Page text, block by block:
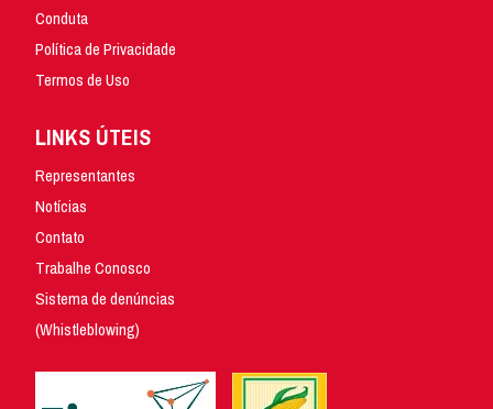
Conduta
Política de Privacidade
Termos de Uso
LINKS ÚTEIS
Representantes
Notícias
Contato
Trabalhe Conosco
Sistema de denúncias
(Whistleblowing)